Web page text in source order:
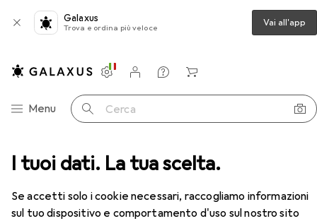
I tuoi dati. La tua scelta.
Se accetti solo i cookie necessari, raccogliamo informazioni
sul tuo dispositivo e comportamento d'uso sul nostro sito
Galaxus
Trova e ordina più veloce Vai all'app
Categoria Navigazione
Menu Cerca
Impostazioni
Conto cliente
Liste di confronto
Liste dei desideri
Carrello
Utensili autofficina Kukko Estrattore interno